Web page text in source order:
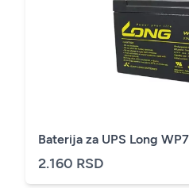
Baterija za UPS Long
2.160 RSD